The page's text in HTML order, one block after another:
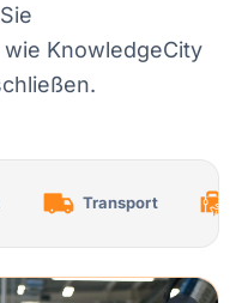
KnowledgeCity
Transport